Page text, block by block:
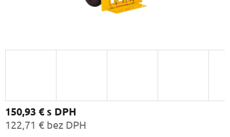
150,93 €s DPH
122,71 € bez DPH